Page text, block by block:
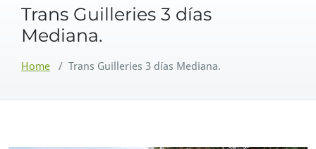
Trans Guilleries 3 días
Mediana.
Home / Trans Guilleries 3 días Mediana.